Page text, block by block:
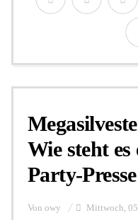
Wie steht
Party-
Von owy Mittwoch,